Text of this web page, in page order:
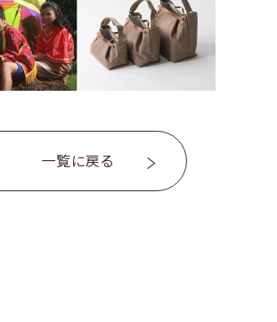
一覧に戻る